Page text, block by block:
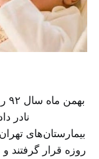
نادر
روزه قرار